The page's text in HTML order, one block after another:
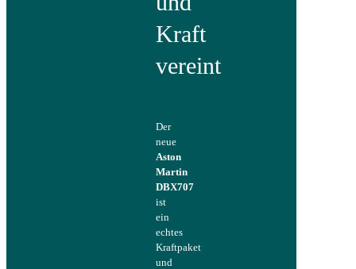
Kraft
vereint
Der
neue
Aston
Martin
DBX707
ist
ein
echtes
Kraftpaket
und